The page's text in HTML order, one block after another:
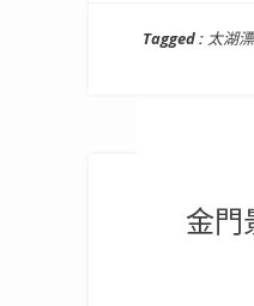
Tagged : 太湖
金門